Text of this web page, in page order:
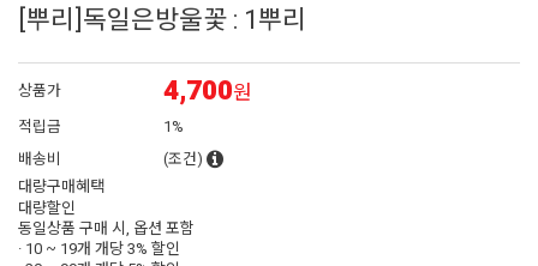
[뿌리]독일은방울꽃 : 1뿌리
상품가 4,700원
적립금
1%
배송비
(조건)
대량구매혜택
대량할인
동일상품 구매 시, 옵션 포함
· 10 ~ 19개 개당3% 할인